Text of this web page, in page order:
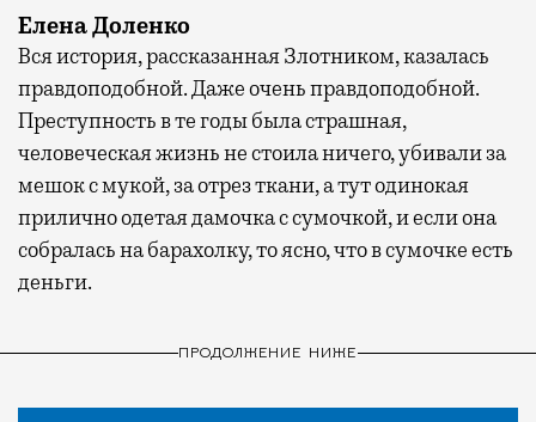
Елена Доленко
Вся история, рассказанная Злотником, казалась
правдоподобной. Даже очень правдоподобной.
Преступность в те годы была страшная,
человеческая жизнь не стоила ничего, убивали за
мешок с мукой, за отрез ткани, а тут одинокая
прилично одетая дамочка с сумочкой, и если она
собралась на барахолку, то ясно, что в сумочке есть
деньги.
ПРОДОЛЖЕНИЕ НИЖЕ